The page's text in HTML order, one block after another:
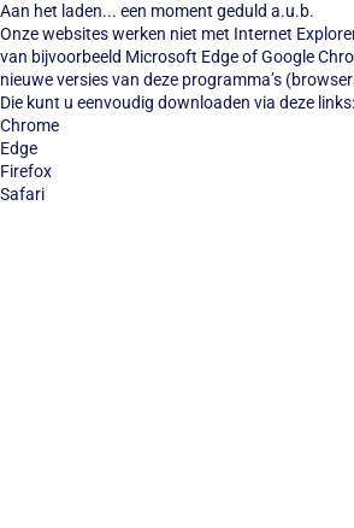
Aan het laden... een moment geduld a.u.b.
Onze websites werken niet met Internet
van bijvoorbeeld Microsoft Edge of Google
nieuwe versies van deze programma’s
Die kunt u eenvoudig downloaden via deze links:
Chrome
Edge
Firefox
Safari